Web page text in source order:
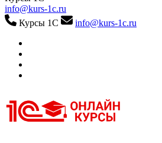
info@kurs-1c.ru
Курсы 1С
info@kurs-1c.ru